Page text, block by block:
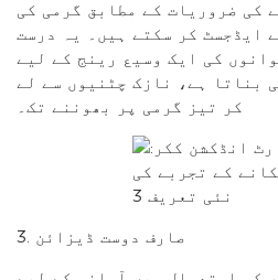
کی ضروریات کے مطابق گرمی کی
ایڈجسٹ کر سکتے ہیں۔ یہ درست
کی ایک وسیع رینج کے لیے
بناتا ہے، نازک چٹنیوں سے لے
کر تیز گرمی پر بھوننے تک۔
3. صارف دوست ڈیزائن